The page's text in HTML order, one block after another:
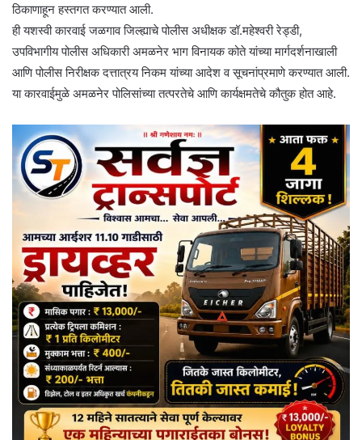
ठिकाणाहून हस्तगत करण्यात आली.
ही यशस्वी कारवाई जळगाव जिल्ह्याचे पोलीस अधीक्षक डॉ.महेश्वरी रेड्डी,
उपविभागीय पोलीस अधिकारी अमळनेर भाग विनायक कोते यांच्या मार्गदर्शनाखाली
आणि पोलीस निरीक्षक दत्तात्रय निकम यांच्या आदेश व सूचनांप्रमाणे करण्यात आली.
या कारवाईमुळे अमळनेर पोलिसांच्या तत्परतेचे आणि कार्यक्षमतेचे कौतुक होत आहे.